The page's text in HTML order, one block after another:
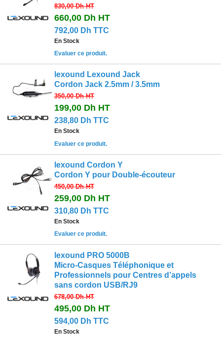
830,00 DhHT
660,00 Dh HT
792,00 Dh TTC
En Stock
Evaluer ce produit.
lexound Lexound Jack
Cordon Jack 2.5mm / 3.5mm
350,00 DhHT
199,00 Dh HT
238,80 Dh TTC
En Stock
Evaluer ce produit.
lexound Cordon Y
Cordon Y pour Double-écouteur
450,00 DhHT
259,00 Dh HT
310,80 Dh TTC
En Stock
Evaluer ce produit.
lexound PRO 5000B
Micro-Casques Téléphonique et
Professionnels pour Centres d’appels
sans cordon USB/RJ9
678,00 DhHT
495,00 Dh HT
594,00 Dh TTC
En Stock